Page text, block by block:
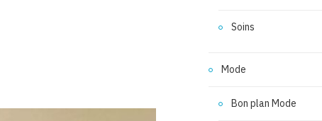
Soins
Mode
Bon plan Mode